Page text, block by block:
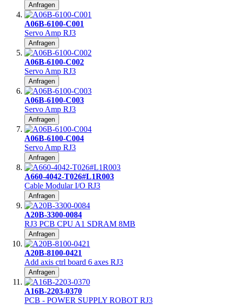
Anfragen
A06B-6100-C001
Servo Amp RJ3
Anfragen
A06B-6100-C002
Servo Amp RJ3
Anfragen
A06B-6100-C003
Servo Amp RJ3
Anfragen
A06B-6100-C004
Servo Amp RJ3
Anfragen
A660-4042-T026#L1R003
Cable Modular I/O RJ3
Anfragen
A20B-3300-0084
RJ3 PCB CPU A1 SDRAM 8MB
Anfragen
A20B-8100-0421
Add axis ctrl board 6 axes RJ3
Anfragen
A16B-2203-0370
PCB - POWER SUPPLY ROBOT RJ3